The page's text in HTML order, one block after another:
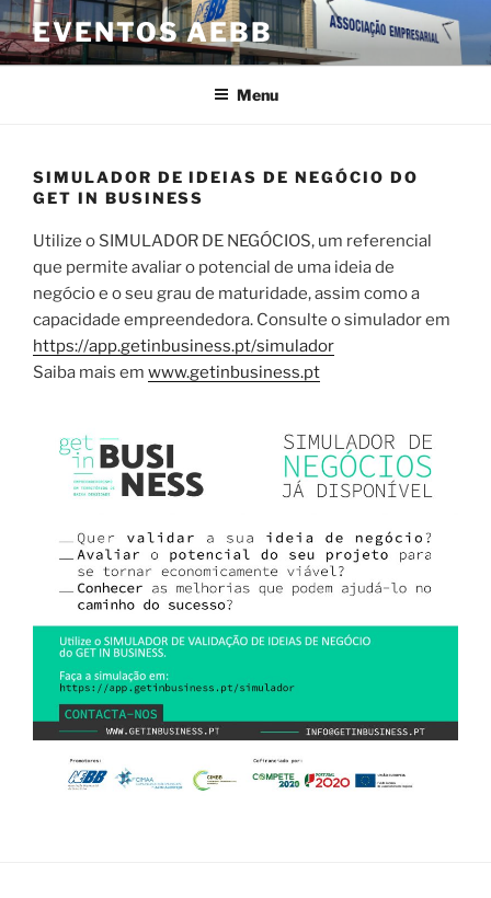
Saltar
para
o
EVENTOS AEBB
Menu
SIMULADOR DE IDEIAS DE NEGÓCIO DO
GET IN BUSINESS
Utilize o SIMULADOR DE NEGÓCIOS, um referencial
que permite avaliar o potencial de uma ideia de
negócio e o seu grau de maturidade, assim como a
capacidade empreendedora. Consulte o simulador em
https://app.getinbusiness.pt/simulador
Saiba mais em www.getinbusiness.pt